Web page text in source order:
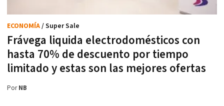
Frávega liquida electrodomésticos con
hasta 70% de descuento por tiempo
limitado y estas son las mejores ofertas
ECONOMÍA/ Super Sale
PorNB